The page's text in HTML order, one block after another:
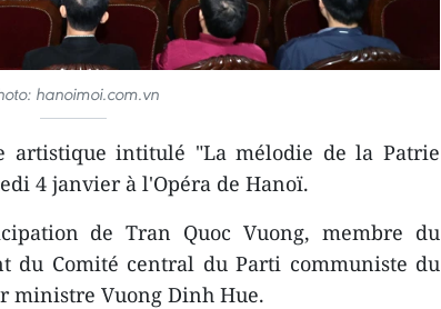
hanoimoi.com.vn
artistique intitulé "La mélodie de la Patrie
4 janvier à l'Opéra de Hanoï.
de Tran Quoc Vuong, membre du
du Comité central du Parti communiste du
ministre Vuong Dinh Hue.